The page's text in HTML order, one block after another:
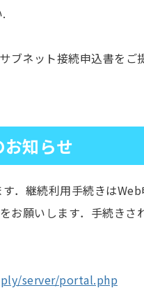
ネット接続申込書をご
知らせ
．継続利用手続きは
お願いします．手続きさ
server/portal.php